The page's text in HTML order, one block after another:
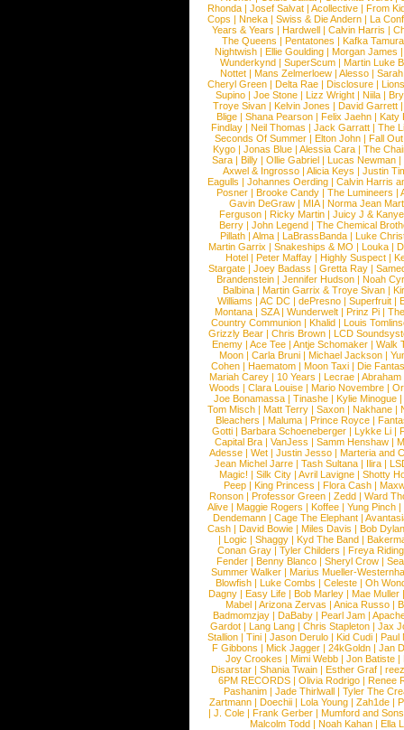
Rhonda | Josef Salvat | Acollective | From
Cops | Nneka | Swiss & Die Andern | La
Years & Years |Hardwell |Calvin Harris |
The Queens | Pentatones | Kafka Tamura
Nightwish |Ellie Goulding |Morgan James
Wunderkynd | SuperScum | Martin Luke
Nottet |Mans Zelmerloew |Alesso |
Cheryl Green |Delta Rae |Disclosure |
Supino |Joe Stone |Lizz Wright |Niila |
Troye Sivan | Kelvin Jones | David Garrett
Blige | Shana Pearson | Felix Jaehn | Katy
Findlay |Neil Thomas |Jack Garratt |The
Seconds Of Summer |Elton John |Fall
Kygo |Jonas Blue |Alessia Cara |The
Sara |Billy |Ollie Gabriel |Lucas Newman |
Axwel & Ingrosso | Alicia Keys | Justin
Eagulls |Johannes Oerding |Calvin Harris
Posner |Brooke Candy |The Lumineers |
Gavin DeGraw | MIA| Norma Jean
Ferguson | Ricky Martin | Juicy J &
Berry | John Legend | The Chemical
Pillath |Alma |LaBrassBanda |Luke
Martin Garrix | Snakeships & MO | Louka |
Hotel | Peter Maffay | Highly Suspect |
Stargate |Joey Badass |Gretta Ray |
Brandenstein |Jennifer Hudson |Noah
Balbina | Martin Garrix & Troye Sivan |
Williams |AC DC |dePresno |Superfruit |
Montana |SZA|Wunderwelt |Prinz Pi |
Country Communion | Khalid | Louis
Grizzly Bear | Chris Brown | LCD
Enemy | Ace Tee | Antje Schomaker | Walk
Moon |Carla Bruni |Michael Jackson |
Cohen |Haematom |Moon Taxi |Die
Mariah Carey | 10 Years | Lecrae | Abraham
Woods |Clara Louise |Mario Novembre |
Joe Bonamassa | Tinashe | Kylie Minogue |
Tom Misch |Matt Terry |Saxon |Nakhane |
Bleachers | Maluma | Prince Royce |
Gotti |Barbara Schoeneberger |Lykke Li |
Capital Bra |VanJess |Samm Henshaw |
Adesse |Wet |Justin Jesso |Marteria and
Jean Michel Jarre |Tash Sultana | Ilira |
Magic! | Silk City | Avril Lavigne | Shotty
Peep |King Princess |Flora Cash |
Ronson |Professor Green |Zedd |Ward
Alive |Maggie Rogers |Koffee |Yung Pinch |
Dendemann |Cage The Elephant |
Cash | David Bowie | Miles Davis | Bob Dylan
|Logic |Shaggy |Kyd The Band |
Conan Gray |Tyler Childers |Freya
Fender |Benny Blanco |Sheryl Crow |
Summer Walker |Marius Mueller-
Blowfish | Luke Combs | Celeste | Oh
Dagny |Easy Life |Bob Marley |Mae Muller
Mabel |Arizona Zervas |Anica Russo |
Badmomzjay |DaBaby |Pearl Jam |
Gardot | Lang Lang | Chris Stapleton | Jax
Stallion |Tini |Jason Derulo |Kid Cudi |Paul
F Gibbons | Mick Jagger | 24kGoldn | Jan
Joy Crookes | Mimi Webb | Jon Batiste |
Disarstar | Shania Twain | Esther Graf |
6PM RECORDS | Olivia Rodrigo | Renee
Pashanim |Jade Thirlwall |Tyler The
Zartmann | Doechii | Lola Young | Zah1de |
| J. Cole | Frank Gerber | Mumford and Sons
Malcolm Todd | Noah Kahan | Ella